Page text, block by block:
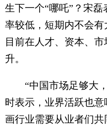
生下一个“哪吒”？宋
率较低，短期内不会
目前在人才、资本、
升。
“中国市场足够大，
时表示，业界活跃也
画行业需要从业者们共